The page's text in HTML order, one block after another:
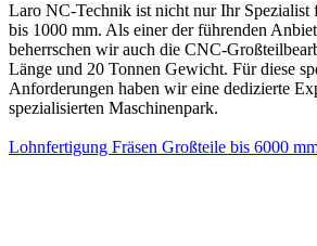
Laro NC-Technik ist nicht nur Ihr Spezialist
bis 1000 mm. Als einer der führenden
beherrschen wir auch die CNC-
Länge und 20 Tonnen Gewicht. Für diese
Anforderungen haben wir eine dedizierte
spezialisierten Maschinenpark.
Lohnfertigung Fräsen Großteile bis 6000